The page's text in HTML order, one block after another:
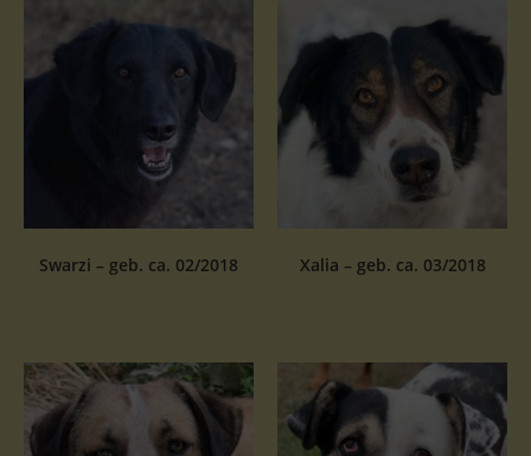
Swarzi – geb. ca. 02/2018 Xalia – geb. ca. 03/2018